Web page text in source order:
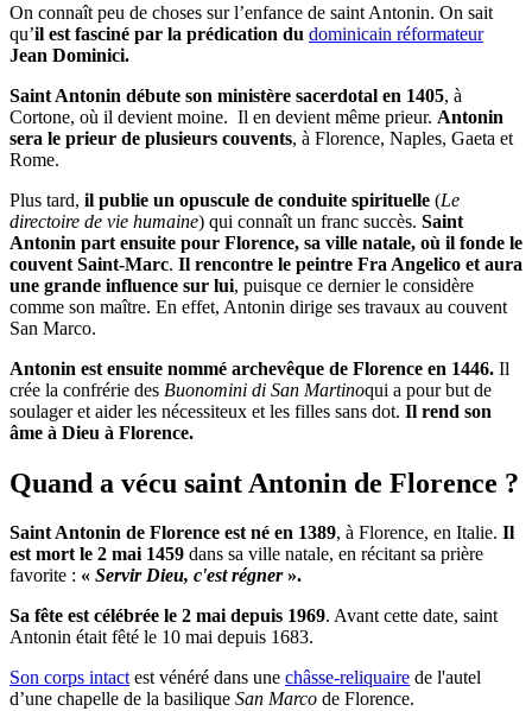
On connaît peu de choses sur l’enfance de saint Antonin. On sait
qu’il est fasciné par la prédication du dominicain réformateur
Jean Dominici.
Saint Antonin débute son ministère sacerdotal en 1405, à
Cortone, où il devient moine. Il en devient même prieur. Antonin
sera le prieur de plusieurs couvents, à Florence, Naples, Gaeta et
Rome.
Plus tard, il publie un opuscule de conduite spirituelle (Le
directoire de vie humaine) qui connaît un franc succès. Saint
Antonin part ensuite pour Florence, sa ville natale, où il fonde le
couvent Saint-Marc. Il rencontre le peintre Fra Angelico et aura
une grande influence sur lui, puisque ce dernier le considère
comme son maître. En effet, Antonin dirige ses travaux au couvent
San Marco.
Antonin est ensuite nommé archevêque de Florence en 1446. Il
crée la confrérie des Buonomini di San Martinoqui a pour but de
soulager et aider les nécessiteux et les filles sans dot. Il rend son
âme à Dieu à Florence.
Quand a vécu saint Antonin de Florence ?
Saint Antonin de Florence est né en 1389, à Florence, en Italie. Il
est mort le 2 mai 1459 dans sa ville natale, en récitant sa prière
favorite : « Servir Dieu, c'est régner».
Sa fête est célébrée le 2 mai depuis 1969. Avant cette date, saint
Antonin était fêté le 10 mai depuis 1683.
Son corps intactest vénéré dans une châsse-reliquaire de l'autel
d’une chapelle de la basilique San Marco de Florence.